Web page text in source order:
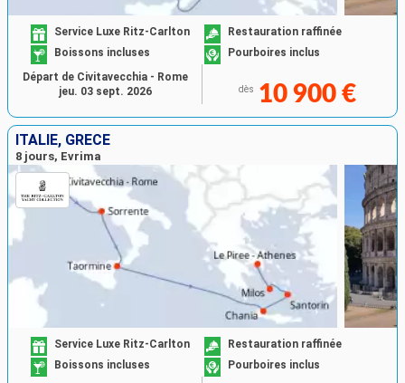
Service Luxe Ritz-Carlton
Restauration raffinée
Boissons incluses
Pourboires inclus
dès 10 900 €
Départ de Civitavecchia - Rome
jeu. 03 sept. 2026
ITALIE, GRÈCE
8 jours, Evrima
Service Luxe Ritz-Carlton
Restauration raffinée
Boissons incluses
Pourboires inclus